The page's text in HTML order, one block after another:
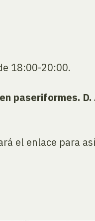
18:00-20:00.
paseriformes. D.
el enlace para